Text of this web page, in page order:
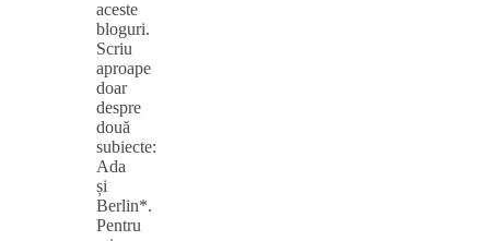
aceste
bloguri.
Scriu
aproape
doar
despre
două
subiecte:
Ada
și
Berlin*.
Pentru